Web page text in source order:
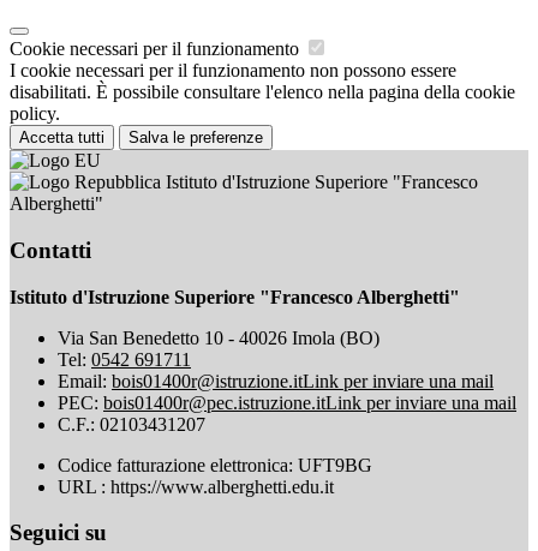
Cookie necessari per il funzionamento
I cookie necessari per il funzionamento non possono essere
disabilitati. È possibile consultare l'elenco nella pagina della cookie
policy.
Accetta tutti Salva le preferenze
Istituto d'Istruzione Superiore "Francesco
Alberghetti"
Contatti
Istituto d'Istruzione Superiore "Francesco Alberghetti"
Via San Benedetto 10 - 40026 Imola (BO)
Tel: 0542 691711
Email: bois01400r@istruzione.itLink per inviare una mail
PEC: bois01400r@pec.istruzione.itLink per inviare una mail
C.F.: 02103431207
Codice fatturazione elettronica: UFT9BG
URL : https://www.alberghetti.edu.it
Seguici su